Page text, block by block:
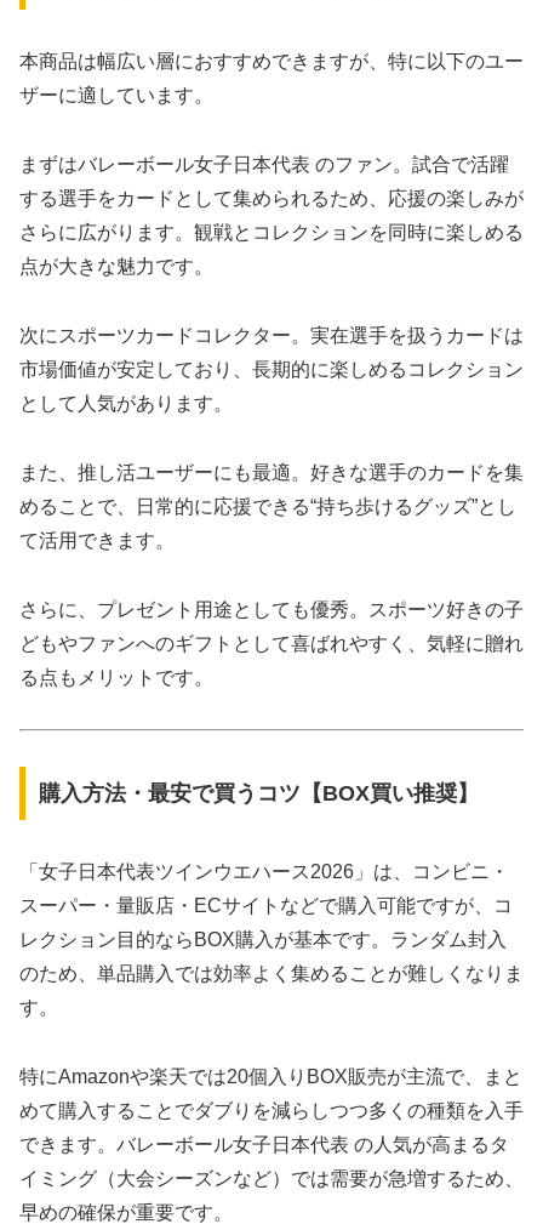
本商品は幅広い層におすすめできますが、特に以下のユー
ザーに適しています。
まずはバレーボール女子日本代表 のファン。試合で活躍
する選手をカードとして集められるため、応援の楽しみが
さらに広がります。観戦とコレクションを同時に楽しめる
点が大きな魅力です。
次にスポーツカードコレクター。実在選手を扱うカードは
市場価値が安定しており、長期的に楽しめるコレクション
として人気があります。
また、推し活ユーザーにも最適。好きな選手のカードを集
めることで、日常的に応援できる“持ち歩けるグッズ”とし
て活用できます。
さらに、プレゼント用途としても優秀。スポーツ好きの子
どもやファンへのギフトとして喜ばれやすく、気軽に贈れ
る点もメリットです。
購入方法・最安で買うコツ【BOX買い推奨】
「女子日本代表ツインウエハース2026」は、コンビニ・
スーパー・量販店・ECサイトなどで購入可能ですが、コ
レクション目的ならBOX購入が基本です。ランダム封入
のため、単品購入では効率よく集めることが難しくなりま
す。
特にAmazonや楽天では20個入りBOX販売が主流で、まと
めて購入することでダブりを減らしつつ多くの種類を入手
できます。バレーボール女子日本代表 の人気が高まるタ
イミング（大会シーズンなど）では需要が急増するため、
早めの確保が重要です。